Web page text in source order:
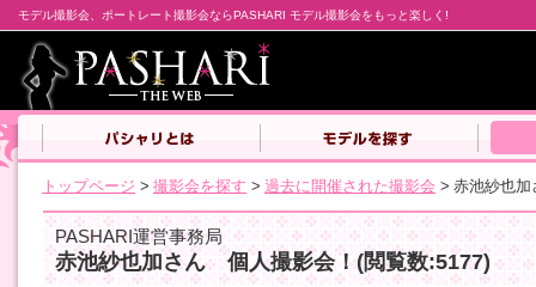
モデル撮影会、ポートレート撮影会ならPASHARI モデル撮影会をもっと楽しく!
トップページ > 撮影会を探す > 過去に開催された撮影会 > 赤池紗也
PASHARI運営事務局
赤池紗也加さん 個人撮影会！(閲覧数:5177)